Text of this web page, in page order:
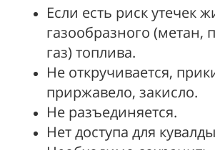
Если есть риск утечек
газообразного (метан,
газ) топлива.
Не откручивается,
приржавело, закисло.
Не разъединяется.
Нет доступа для